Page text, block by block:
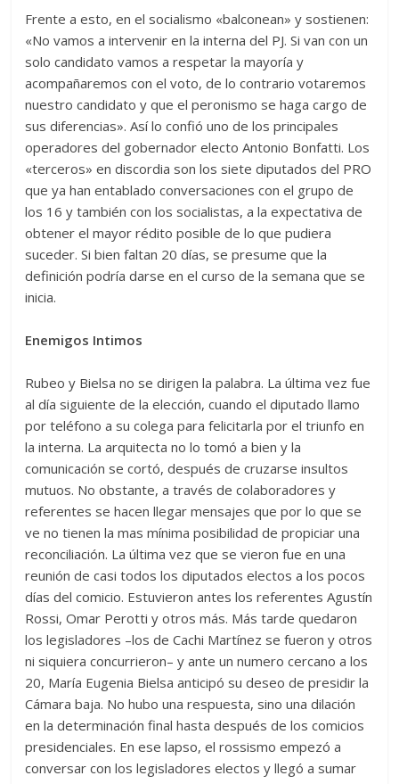
Frente a esto, en el socialismo «balconean» y sostienen:
«No vamos a intervenir en la interna del PJ. Si van con un
solo candidato vamos a respetar la mayoría y
acompañaremos con el voto, de lo contrario votaremos
nuestro candidato y que el peronismo se haga cargo de
sus diferencias». Así lo confió uno de los principales
operadores del gobernador electo Antonio Bonfatti. Los
«terceros» en discordia son los siete diputados del PRO
que ya han entablado conversaciones con el grupo de
los 16 y también con los socialistas, a la expectativa de
obtener el mayor rédito posible de lo que pudiera
suceder. Si bien faltan 20 días, se presume que la
definición podría darse en el curso de la semana que se
inicia.
Enemigos Intimos
Rubeo y Bielsa no se dirigen la palabra. La última vez fue
al día siguiente de la elección, cuando el diputado llamo
por teléfono a su colega para felicitarla por el triunfo en
la interna. La arquitecta no lo tomó a bien y la
comunicación se cortó, después de cruzarse insultos
mutuos. No obstante, a través de colaboradores y
referentes se hacen llegar mensajes que por lo que se
ve no tienen la mas mínima posibilidad de propiciar una
reconciliación. La última vez que se vieron fue en una
reunión de casi todos los diputados electos a los pocos
días del comicio. Estuvieron antes los referentes Agustín
Rossi, Omar Perotti y otros más. Más tarde quedaron
los legisladores –los de Cachi Martínez se fueron y otros
ni siquiera concurrieron– y ante un numero cercano a los
20, María Eugenia Bielsa anticipó su deseo de presidir la
Cámara baja. No hubo una respuesta, sino una dilación
en la determinación final hasta después de los comicios
presidenciales. En ese lapso, el rossismo empezó a
conversar con los legisladores electos y llegó a sumar